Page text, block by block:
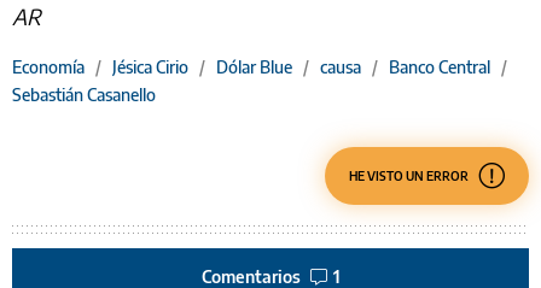
AR
Economía / Jésica Cirio / Dólar Blue / causa / Banco Central /
Sebastián Casanello
HE VISTO UN ERROR
Comentarios 1